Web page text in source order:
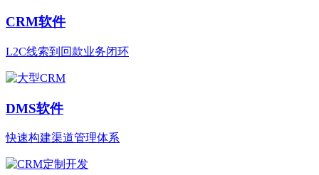
CRM软件
L2C线索到回款业务闭环
DMS软件
快速构建渠道管理体系